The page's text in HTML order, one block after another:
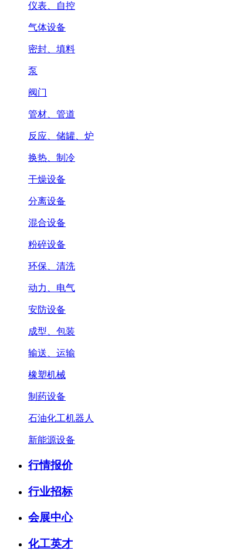
仪表、自控
气体设备
密封、填料
泵
阀门
管材、管道
反应、储罐、炉
换热、制冷
干燥设备
分离设备
混合设备
粉碎设备
环保、清洗
动力、电气
安防设备
成型、包装
输送、运输
橡塑机械
制药设备
石油化工机器人
新能源设备
行情报价
行业招标
会展中心
化工英才